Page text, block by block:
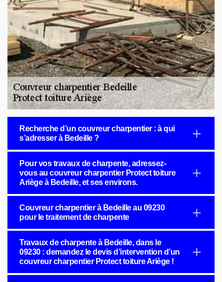
Recherche d’un couvreur charpentier : à qui
s’adresser à Bedeille ?
Pour vos travaux de charpente, adressez-
vous au couvreur charpentier Protect toiture
Ariège à Bedeille, et ses environs.
Couvreur charpentier à Bedeille au 09230
pour le traitement de charpente
Travaux de charpente à Bedeille, dans le
09230 : demandez le devis d’intervention d’un
couvreur charpentier Protect toiture Ariège !